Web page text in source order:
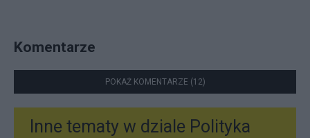
Komentarze
POKAŻ KOMENTARZE (12)
Inne tematy w dziale Polityka